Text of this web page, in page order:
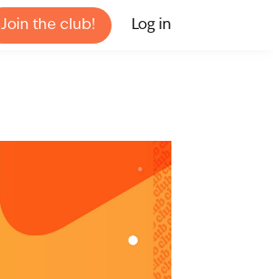
Join the club! Log in